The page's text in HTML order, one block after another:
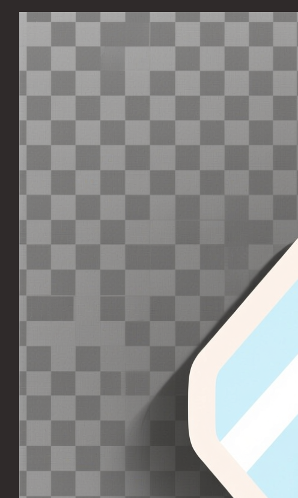
Перейти
содержимому